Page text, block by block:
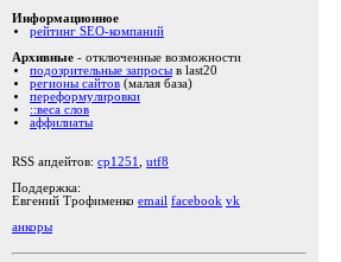
Информационное
рейтинг SEO-компаний
Архивные - отключенные возможности
подозрительные запросы в last20
регионы сайтов (малая база)
переформулировки
::веса слов
аффилиаты
RSS апдейтов: cp1251
utf8
Поддержка:
Евгений Трофименко email facebook vk
анкоры